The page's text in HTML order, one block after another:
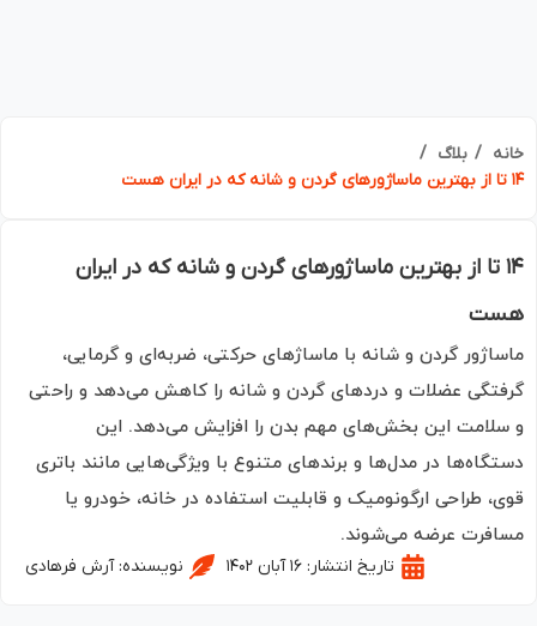
بلاگ
تا از بهترین ماساژورهای گردن و شانه که در ایران
گردن و شانه با ماساژهای حرکتی، ضربه‌ای و گرمایی،
عضلات و دردهای گردن و شانه را کاهش می‌دهد و راحتی
این بخش‌های مهم بدن را افزایش می‌دهد. این
در مدل‌ها و برندهای متنوع با ویژگی‌هایی مانند باتری
طراحی ارگونومیک و قابلیت استفاده در خانه، خودرو یا
عرضه می‌شوند.
تاریخ انتشار: ۱۶ آبان ۱۴۰۲ نویسنده:آرش فرهادی